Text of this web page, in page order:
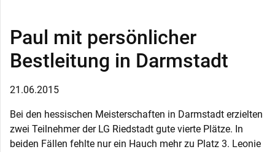
Paul mit persönlicher
Bestleitung in Darmstadt
21.06.2015
Bei den hessischen Meisterschaften in Darmstadt erzielten
zwei Teilnehmer der LG Riedstadt gute vierte Plätze. In
beiden Fällen fehlte nur ein Hauch mehr zu Platz 3. Leonie